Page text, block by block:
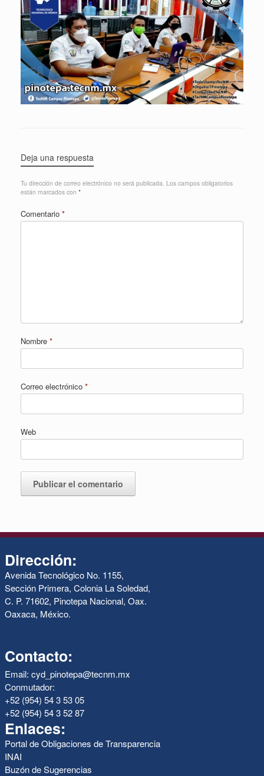
Deja una respuesta
Tu dirección de correo electrónico no será publicada. Los campos obligatorios
están marcados con *
Comentario *
Nombre *
Correo electrónico *
Web
Dirección:
Avenida Tecnológico No. 1155,
Sección Primera, Colonia La Soledad,
C. P. 71602, Pinotepa Nacional, Oax.
Oaxaca, México.
Contacto:
Email: cyd_pinotepa@tecnm.mx
Conmutador:
+52 (954) 54 3 53 05
+52 (954) 54 3 52 87
Enlaces:
Portal de Obligaciones de Transparencia
INAI
Buzón de Sugerencias